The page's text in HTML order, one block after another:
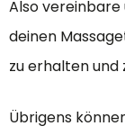
Also vereinbare
deinen
zu erhalten und
Übrigens